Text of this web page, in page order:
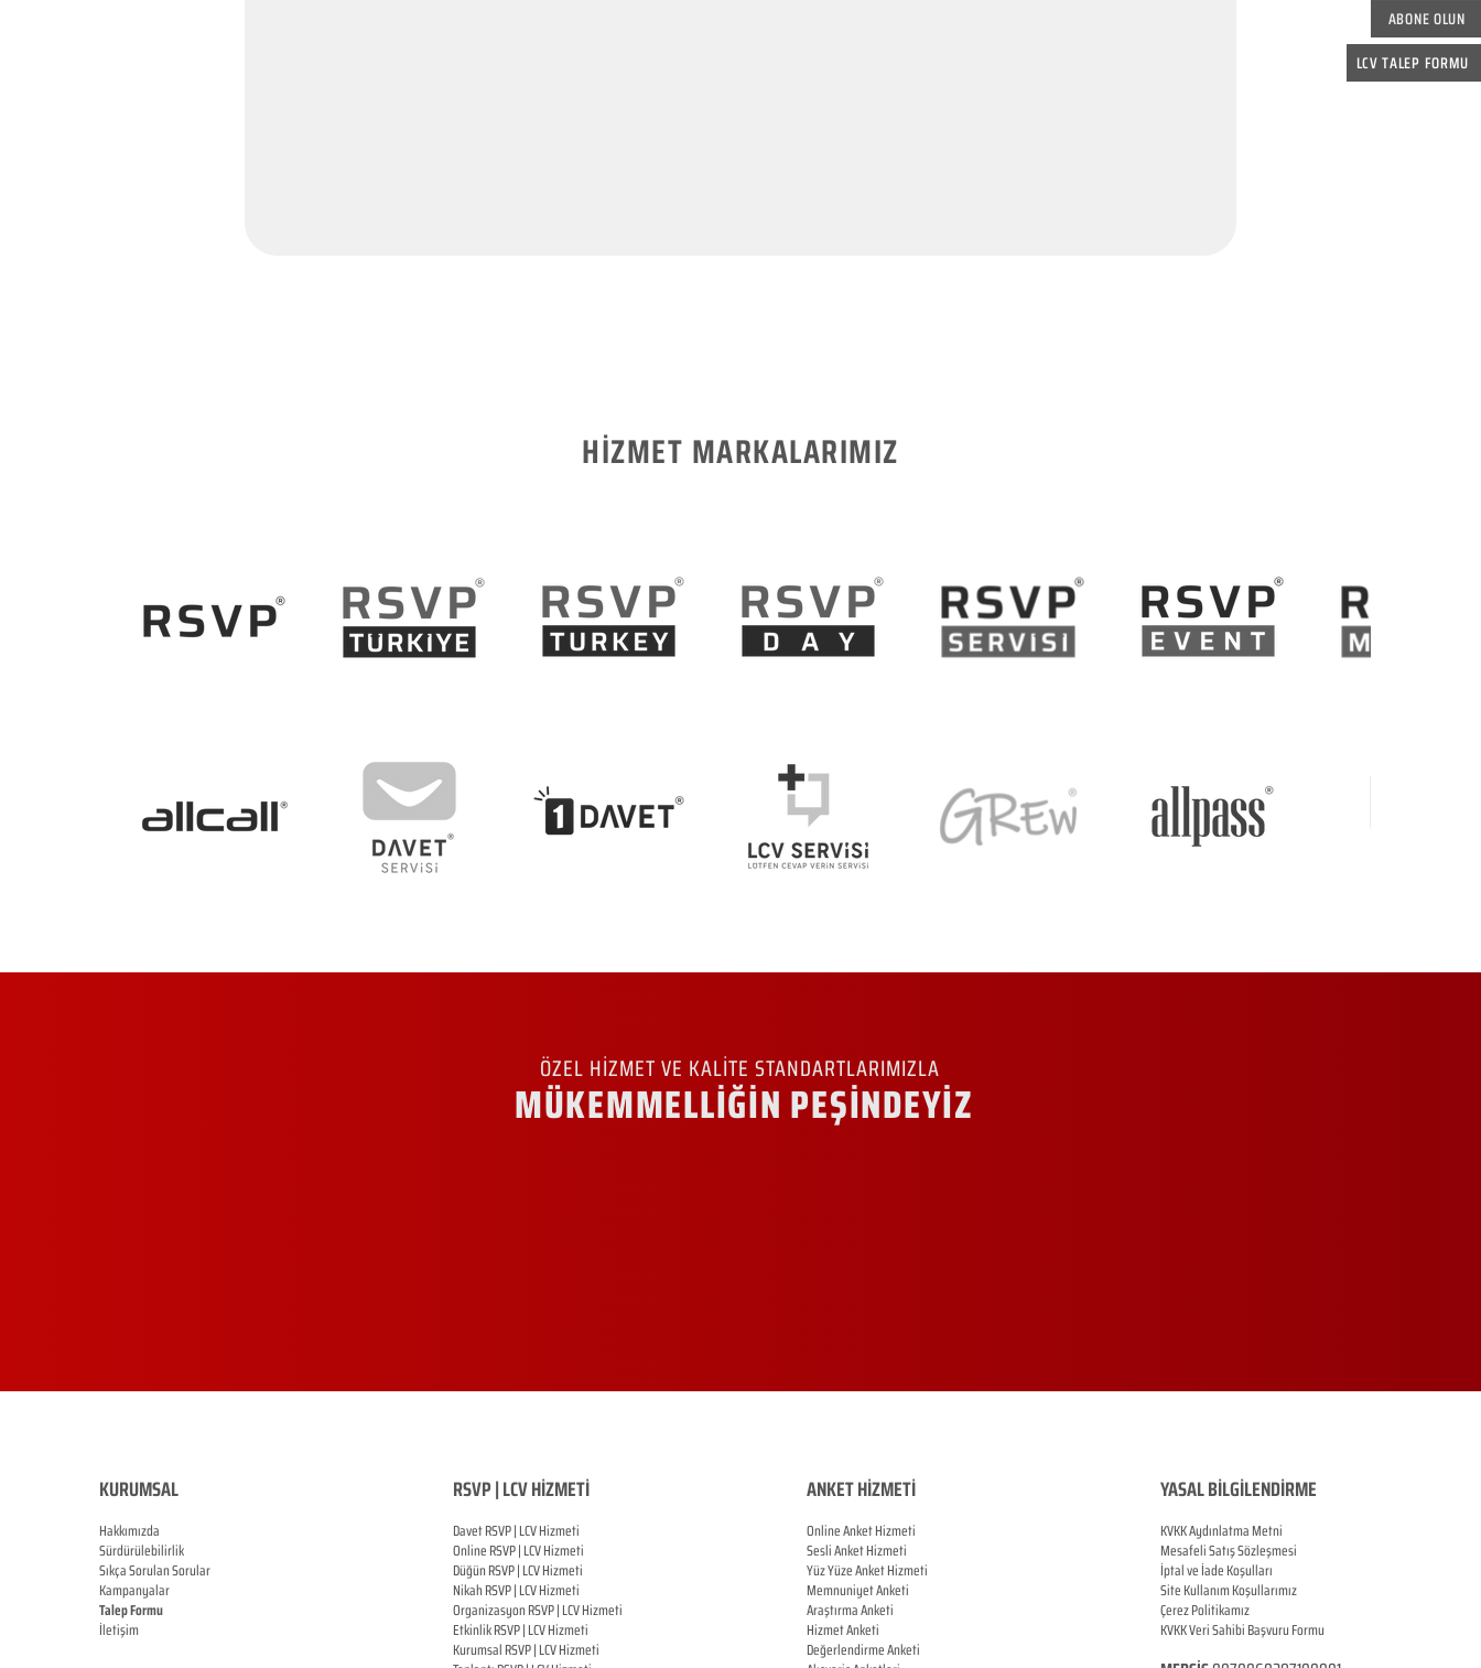
ABONE OLUN
LCV TALEP FORMU
HİZMET MARKALARIMIZ
ÖZEL HİZMET VE KALİTE STANDARTLARIMIZLA
MÜKEMMELLİĞİN PEŞİNDEYİZ
KURUMSAL
Hakkımızda
Sürdürülebilirlik
Sıkça Sorulan Sorular
Kampanyalar
Talep Formu
İletişim
RSVP | LCV HİZMETİ
Davet RSVP | LCV Hizmeti
OnlineRSVP |LCV Hizmeti
DüğünRSVP |LCV Hizmeti
NikahRSVP |LCV Hizmeti
OrganizasyonRSVP |LCV Hizmeti
EtkinlikRSVP |LCV Hizmeti
KurumsalRSVP |LCV Hizmeti
ANKET HİZMETİ
Online Anket Hizmeti
Sesli Anket Hizmeti
Yüz Yüze Anket Hizmeti
Memnuniyet Anketi
Araştırma Anketi
Hizmet Anketi
Değerlendirme Anketi
YASAL BİLGİLENDİRME
KVKK Aydınlatma Metni
Mesafeli Satış Sözleşmesi
İptal ve İade Koşulları
Site Kullanım Koşullarımız
Çerez Politikamız
KVKK Veri Sahibi Başvuru Formu